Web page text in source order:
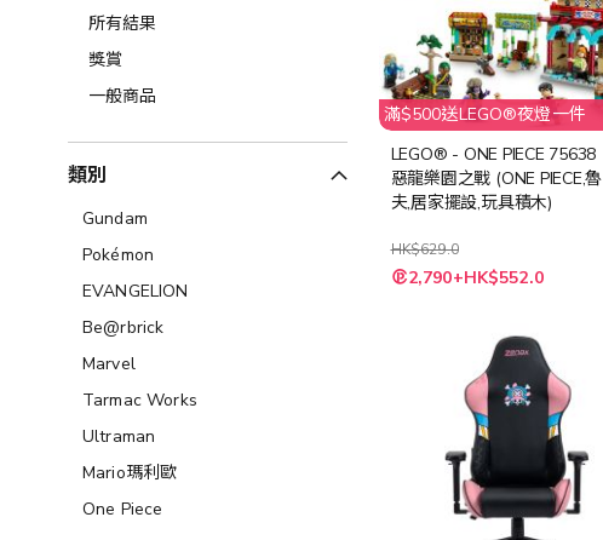
滿$500送LEGO®夜燈一件
LEGO® - ONE PIECE 75638
惡龍樂園之戰 (ONE PIECE,魯
夫,居家擺設,玩具積木)
HK$629.0
特
殊 2,790+HK$552.0
所有結果
獎賞
一般商品
類別
Gundam
Pokémon
EVANGELION
Be@rbrick
Marvel
Tarmac Works
Ultraman
Mario瑪利歐
One Piece